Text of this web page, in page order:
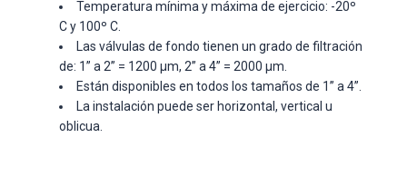
Temperatura mínima y máxima de ejercicio: -20º
C y 100º C.
Las válvulas de fondo tienen un grado de filtración
de: 1” a 2” = 1200 µm, 2” a 4” = 2000 µm.
Están disponibles en todos los tamaños de 1” a 4”.
La instalación puede ser horizontal, vertical u
oblicua.